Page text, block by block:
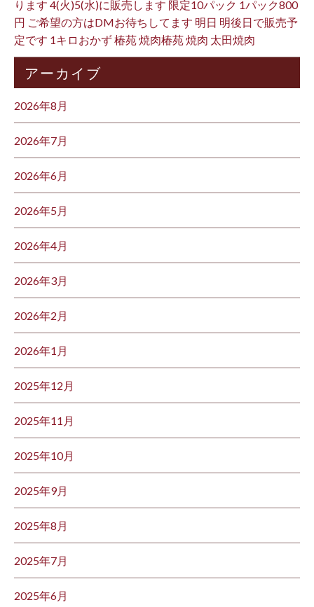
ります 4(火)5(水)に販売します 限定10パック 1パック800
円 ご希望の方はDMお待ちしてます 明日 明後日で販売予
定です 1キロおかず 椿苑 焼肉椿苑 焼肉 太田焼肉
アーカイブ
2026年8月
2026年7月
2026年6月
2026年5月
2026年4月
2026年3月
2026年2月
2026年1月
2025年12月
2025年11月
2025年10月
2025年9月
2025年8月
2025年7月
2025年6月